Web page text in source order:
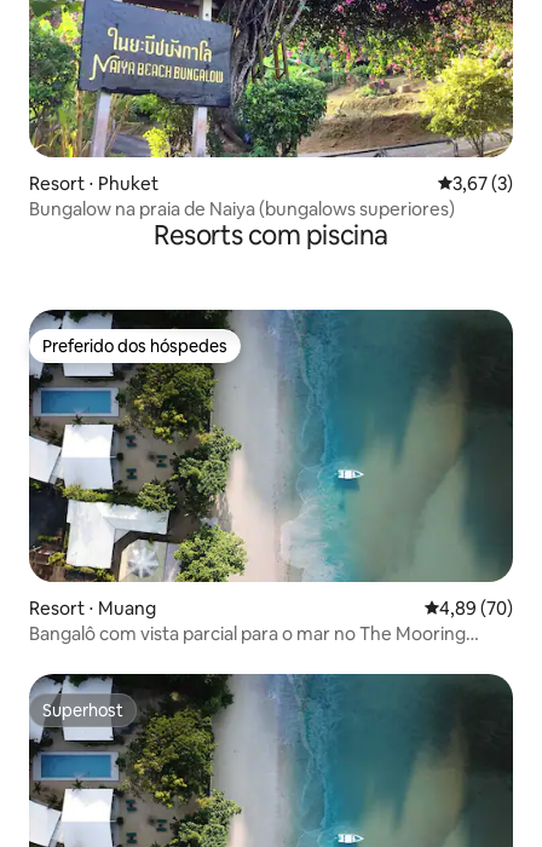
Resort ⋅ Phuket 3,67 de
3,67 (3)
Bungalow na praia de Naiya (bungalows superiores)
Resorts com piscina
Preferido dos hóspedes
Preferido dos hóspedes
Resort ⋅ Muang 4,89 de uma
4,89 (70)
Bangalô com vista parcial para o mar no The Mooring
Superhost
Superhost